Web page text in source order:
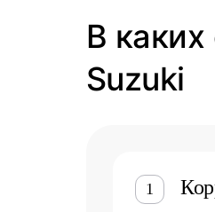
В каких
Suzuki
1